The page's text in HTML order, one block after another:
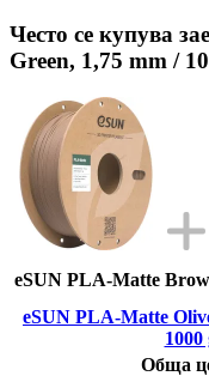
Често се купува
Green, 1,75 mm /
eSUN PLA-Matte
eSUN PLA-Matte
1000
Обща